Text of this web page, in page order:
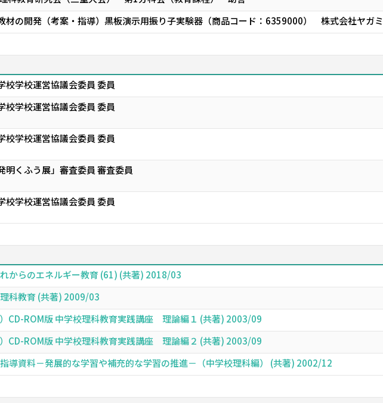
材の開発（考案・指導）黒板演示用振り子実験器（商品コード：6359000） 株式会社ヤガミ
校学校運営協議会委員 委員
校学校運営協議会委員 委員
校学校運営協議会委員 委員
明くふう展」審査委員 審査委員
校学校運営協議会委員 委員
からのエネルギー教育 (61) (共著) 2018/03
科教育 (共著) 2009/03
CD-ROM版 中学校理科教育実践講座 理論編１ (共著) 2003/09
CD-ROM版 中学校理科教育実践講座 理論編２ (共著) 2003/09
導資料－発展的な学習や補充的な学習の推進－（中学校理科編） (共著) 2002/12